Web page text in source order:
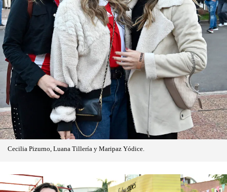
Cecilia Pizurno, Luana Tillería y Maripaz Yódice.